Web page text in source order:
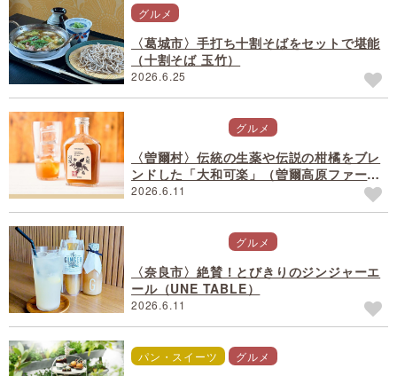
グルメ
〈葛城市〉手打ち十割そばをセットで堪能
（十割そば 玉竹）
2026.6.25
グルメ
〈曽爾村〉伝統の生薬や伝説の柑橘をブレ
ンドした「大和可楽」（曽爾高原ファーム
ガーデン）
2026.6.11
グルメ
〈奈良市〉絶賛！とびきりのジンジャーエ
ール（UNE TABLE）
2026.6.11
パン・スイーツ グルメ